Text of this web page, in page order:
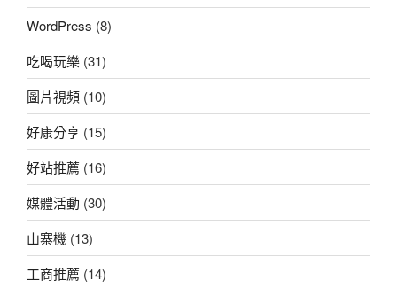
WordPress (8)
吃喝玩樂 (31)
圖片視頻 (10)
好康分享 (15)
好站推薦 (16)
媒體活動 (30)
山寨機 (13)
工商推薦 (14)